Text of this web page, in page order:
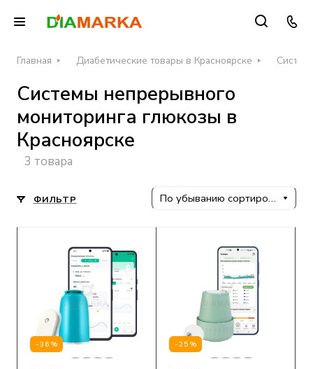
Главная Диабетические товары в Красноярске
Системы непрерывного
мониторинга глюкозы в
Красноярске
3 товара
ФИЛЬТР По убыванию сортировки
-36% -25%